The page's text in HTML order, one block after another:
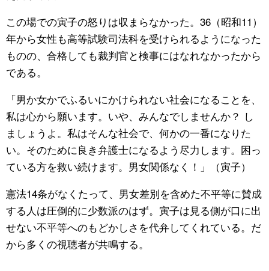
この場での寅子の怒りは収まらなかった。36（昭和11）
年から女性も高等試験司法科を受けられるようになった
ものの、合格しても裁判官と検事にはなれなかったから
である。
「男か女かでふるいにかけられない社会になることを、
私は心から願います。いや、みんなでしませんか？ し
ましょうよ。私はそんな社会で、何かの一番になりた
い。そのために良き弁護士になるよう尽力します。困っ
ている方を救い続けます。男女関係なく！」（寅子）
憲法14条がなくたって、男女差別を含めた不平等に賛成
する人は圧倒的に少数派のはず。寅子は見る側が口に出
せない不平等へのもどかしさを代弁してくれている。だ
から多くの視聴者が共鳴する。